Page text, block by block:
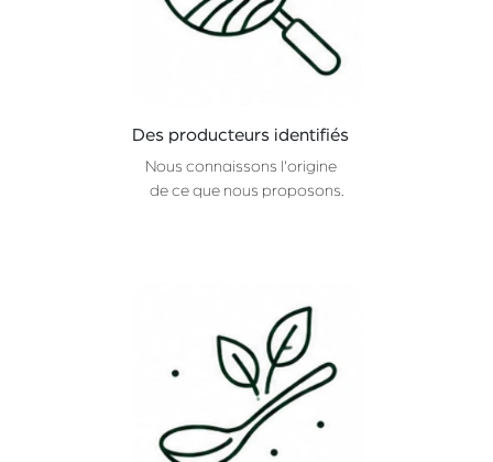
Des producteurs identifiés
Nous connaissons l'origine
de ce que nous proposons.